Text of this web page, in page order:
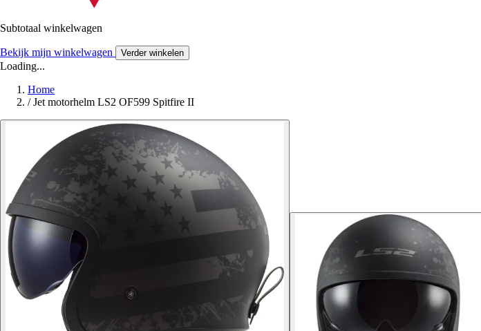
Subtotaal winkelwagen
Bekijk mijn winkelwagen Verder winkelen
Loading...
Home
/ Jet motorhelm LS2 OF599 Spitfire II